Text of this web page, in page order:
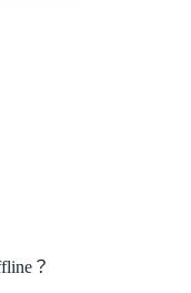
？